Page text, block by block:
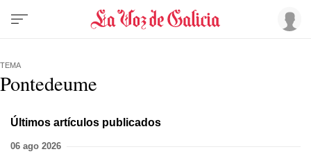
TEMA
Pontedeume
Últimos artículos publicados
06 ago 2026